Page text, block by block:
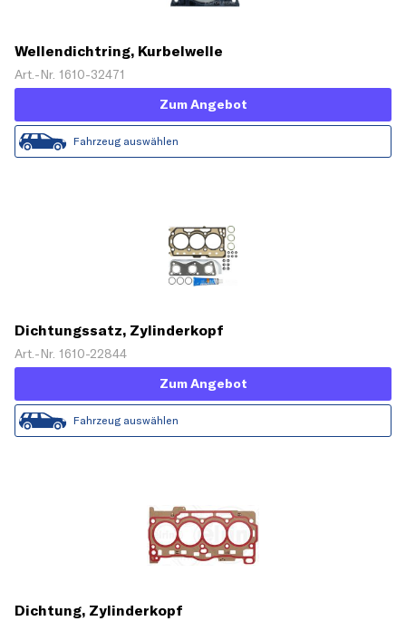
Wellendichtring, Kurbelwelle
Art.-Nr. 1610-32471
Zum Angebot
Fahrzeug auswählen
Dichtungssatz, Zylinderkopf
Art.-Nr. 1610-22844
Zum Angebot
Fahrzeug auswählen
Dichtung, Zylinderkopf